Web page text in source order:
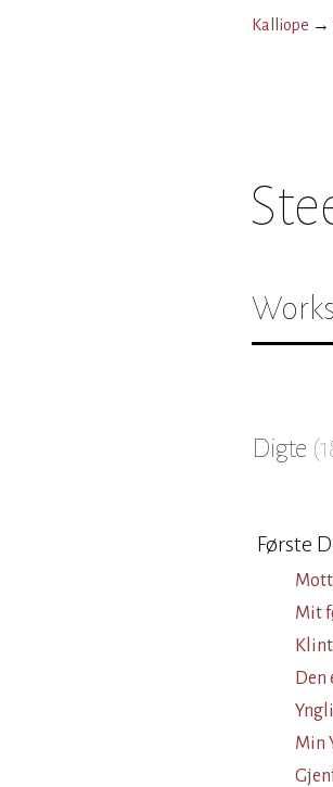
Kalliope →
Works
Digte (
Første
Mit
Den
Min